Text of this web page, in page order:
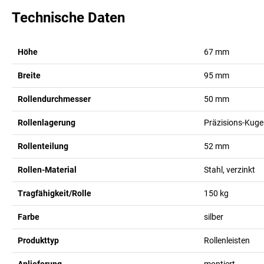
Technische Daten
Höhe 67 mm
Breite 95 mm
Rollendurchmesser 50 mm
Rollenlagerung Präzisions-
Rollenteilung 52 mm
Rollen-Material Stahl, verzinkt
Tragfähigkeit/Rolle 150 kg
Farbe silber
Produkttyp Rollenleisten